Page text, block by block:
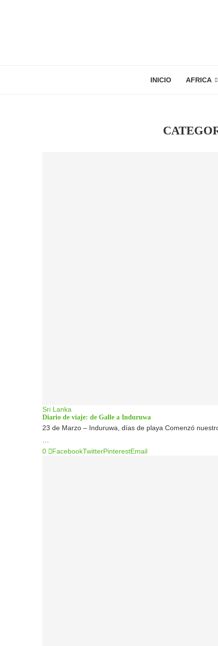
INICIO AFRICA
Sri Lanka
Diario de viaje: de Galle a Induruwa
23 de Marzo – Induruwa, días de playa Comenzó
0
FacebookTwitterPinterestEmail